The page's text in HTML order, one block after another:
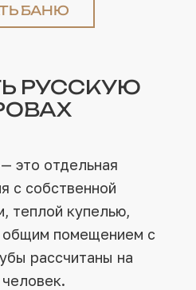
БАНЮ
РУССКУЮ
это отдельная
с собственной
теплой купелью,
общим помещением с
рассчитаны на